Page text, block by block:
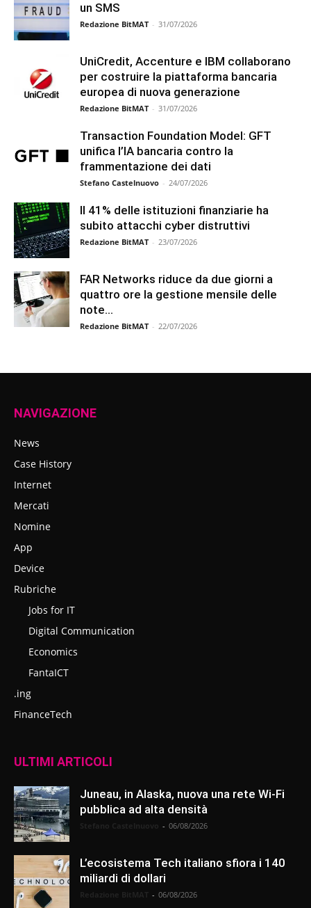
un SMS
Redazione BitMAT - 31/07/2026
UniCredit, Accenture e IBM collaborano
per costruire la piattaforma bancaria
europea di nuova generazione
Redazione BitMAT - 31/07/2026
Transaction Foundation Model: GFT
unifica l’IA bancaria contro la
frammentazione dei dati
Stefano Castelnuovo - 24/07/2026
Il 41% delle istituzioni finanziarie ha
subito attacchi cyber distruttivi
Redazione BitMAT - 23/07/2026
FAR Networks riduce da due giorni a
quattro ore la gestione mensile delle
note...
Redazione BitMAT - 22/07/2026
NAVIGAZIONE
News
Case History
Internet
Mercati
Nomine
App
Device
Rubriche
Jobs for IT
Digital Communication
Economics
FantaICT
.ing
FinanceTech
ULTIMI ARTICOLI
Juneau, in Alaska, nuova una rete Wi-Fi
pubblica ad alta densità
- 06/08/2026
L’ecosistema Tech italiano sfiora i 140
miliardi di dollari
- 06/08/2026